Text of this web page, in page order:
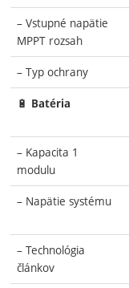
– Vstupné napätie
MPPT rozsah
– Typ ochrany
🔋 Batéria
– Kapacita 1
modulu
– Napätie systému
– Technológia
článkov